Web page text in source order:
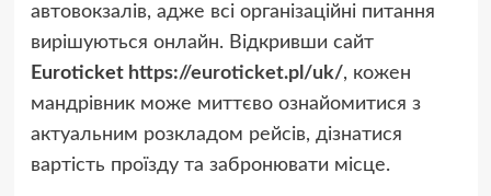
автовокзалів, адже всі організаційні питання
вирішуються онлайн. Відкривши сайт
Euroticket https://euroticket.pl/uk/, кожен
мандрівник може миттєво ознайомитися з
актуальним розкладом рейсів, дізнатися
вартість проїзду та забронювати місце.